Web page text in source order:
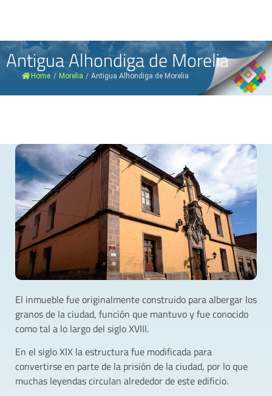
Antigua Alhondiga de Morelia
Home / Morelia / Antigua Alhondiga de Morelia
El inmueble fue originalmente construido para albergar los
granos de la ciudad, función que mantuvo y fue conocido
como tal a lo largo del siglo XVIII.
En el siglo XIX la estructura fue modificada para
convertirse en parte de la prisión de la ciudad, por lo que
muchas leyendas circulan alrededor de este edificio.